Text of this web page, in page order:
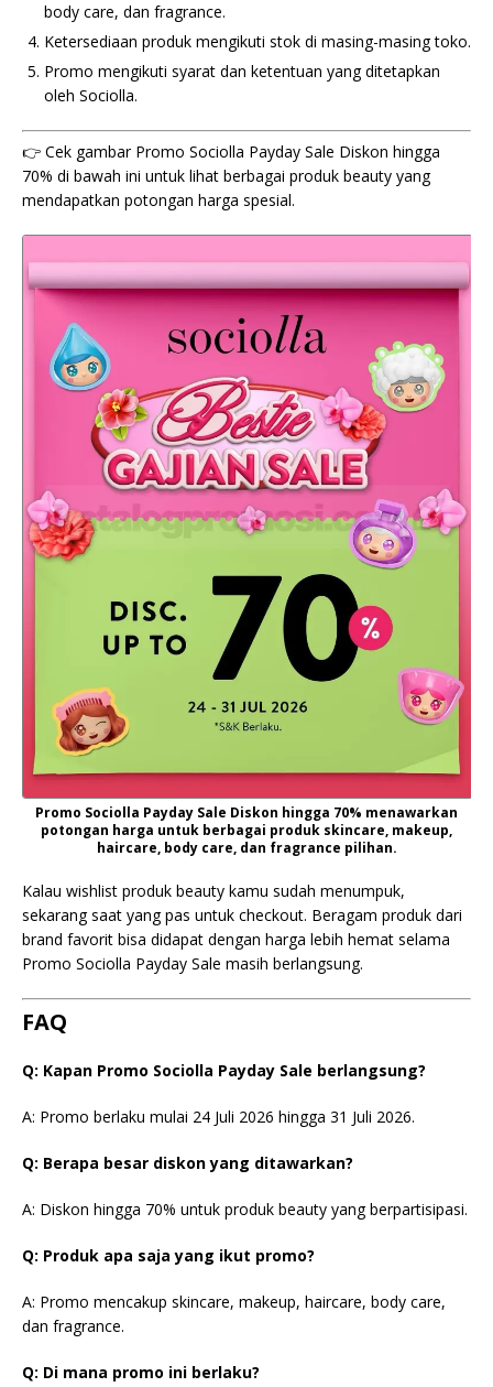
body care, dan fragrance.
Ketersediaan produk mengikuti stok di masing-masing toko.
Promo mengikuti syarat dan ketentuan yang ditetapkan
oleh Sociolla.
👉 Cek gambar Promo Sociolla Payday Sale Diskon hingga
70% di bawah ini untuk lihat berbagai produk beauty yang
mendapatkan potongan harga spesial.
Promo Sociolla Payday Sale Diskon hingga 70% menawarkan
potongan harga untuk berbagai produk skincare, makeup,
haircare, body care, dan fragrance pilihan.
Kalau wishlist produk beauty kamu sudah menumpuk,
sekarang saat yang pas untuk checkout. Beragam produk dari
brand favorit bisa didapat dengan harga lebih hemat selama
Promo Sociolla Payday Sale masih berlangsung.
FAQ
Q: Kapan Promo Sociolla Payday Sale berlangsung?
A: Promo berlaku mulai 24 Juli 2026 hingga 31 Juli 2026.
Q: Berapa besar diskon yang ditawarkan?
A: Diskon hingga 70% untuk produk beauty yang berpartisipasi.
Q: Produk apa saja yang ikut promo?
A: Promo mencakup skincare, makeup, haircare, body care,
dan fragrance.
Q: Di mana promo ini berlaku?